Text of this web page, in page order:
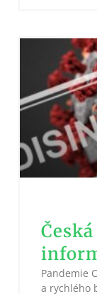
Pandemie
a rychlého